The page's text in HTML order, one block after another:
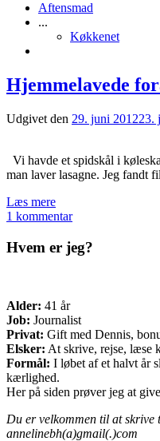
Aftensmad
...
Køkkenet
Hjemmelavede
Udgivet den 29. juni 201223.
Vi havde et spidskål i
man laver lasagne. Jeg
Læs mere
1 kommentar
Hvem er jeg?
Alder: 41 år
Job: Journalist
Privat: Gift med Dennis,
Elsker: At skrive, rejse, læse
Formål: I løbet af et halvt år
kærlighed.
Her på siden prøver jeg at
Du er velkommen til at skrive
annelinebh(a)gmail(.)com